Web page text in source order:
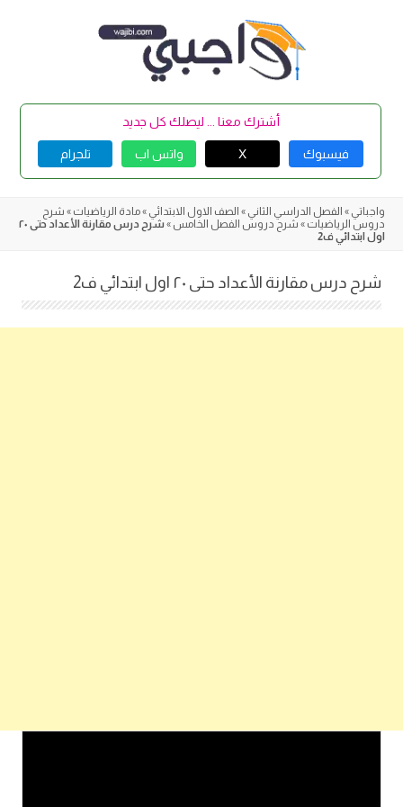
أشترك معنا ... ليصلك كل جديد
فيسبوك X واتس اب تلجرام
واجباتي » الفصل الدراسي الثاني » الصف الاول الابتدائي »مادة الرياضيات » شرح
دروس الرياضيات » شرح دروس الفصل الخامس »
شرح درس مقارنة الأعداد حتى ٢٠
اول ابتدائي ف2
شرح درس مقارنة الأعداد حتى ٢٠ اول ابتدائي ف2